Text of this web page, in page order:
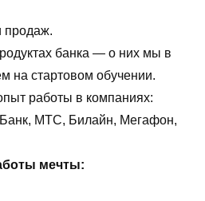
продаж.
банка — о них мы в
на стартовом обучении.
работы в компаниях:
МТС, Билайн, Мегафон,
мечты: